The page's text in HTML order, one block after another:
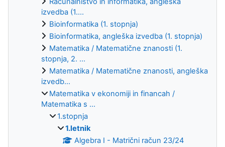
izvedba (1....
Bioinformatika (1. stopnja)
Bioinformatika, angleška izvedba (1. stopnja)
Matematika / Matematične znanosti (1.
stopnja, 2. ...
Matematika / Matematične znanosti, angleška
izvedb...
Matematika v ekonomiji in financah /
Matematika s ...
1.stopnja
1.letnik
Algebra I - Matrični račun 23/24